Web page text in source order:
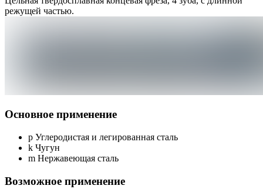
режущей частью.
Основное применение
p Углеродистая и легированная сталь
k Чугун
m Нержавеющая сталь
Возможное применение